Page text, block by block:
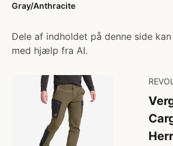
Gray/Anthracite
Dele af indholdet på denne side
med hjælp fra AI.